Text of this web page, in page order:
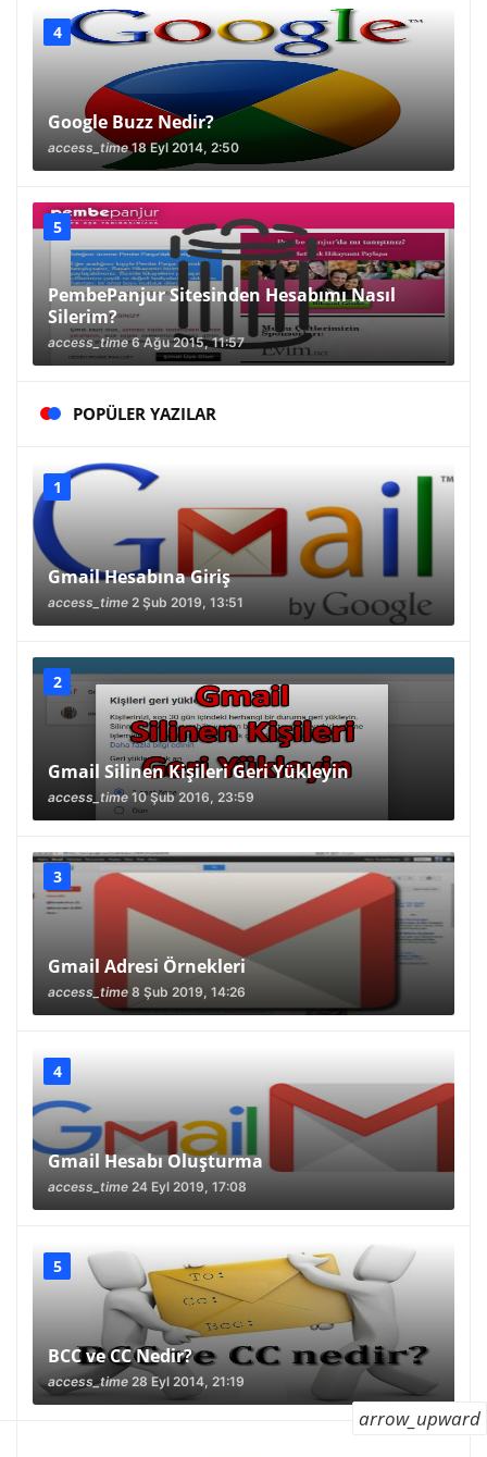
Google Buzz Nedir?
access_time18 Eyl 2014, 2:50
PembePanjur Sitesinden Hesabımı Nasıl
Silerim?
access_time6 Ağu 2015, 11:57
POPÜLER YAZILAR
Gmail Hesabına Giriş
access_time 2 Şub 2019, 13:51
Gmail Silinen Kişileri Geri Yükleyin
access_time 10 Şub 2016, 23:59
Gmail Adresi Örnekleri
access_time 8 Şub 2019, 14:26
Gmail Hesabı Oluşturma
access_time 24 Eyl 2019, 17:08
BCC ve CC Nedir?
access_time 28 Eyl 2014, 21:19
arrow_upward